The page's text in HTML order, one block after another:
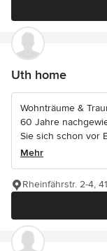
Uth home
Wohnträume &
60 Jahre
Sie sich schon vor
Mehr
Rheinfährstr. 2-4,